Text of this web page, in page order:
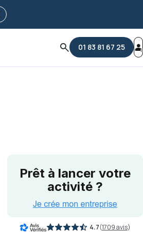
01 83 81 67 25
4.7(1709 avis)
Prêt à lancer votre
activité ?